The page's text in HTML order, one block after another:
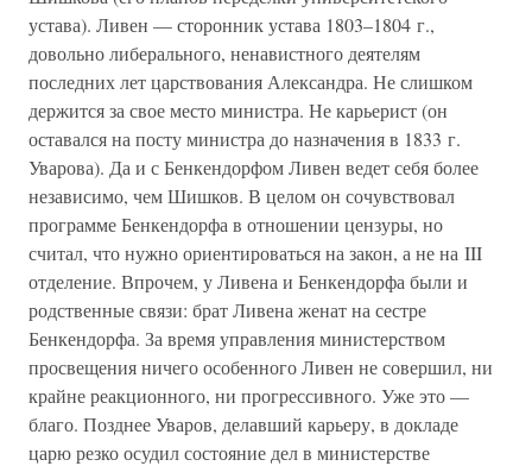
устава). Ливен — сторонник устава 1803–1804 г.,
довольно либерального, ненавистного деятелям
последних лет царствования Александра. Не слишком
держится за свое место министра. Не карьерист (он
оставался на посту министра до назначения в 1833 г.
Уварова). Да и с Бенкендорфом Ливен ведет себя более
независимо, чем Шишков. В целом он сочувствовал
программе Бенкендорфа в отношении цензуры, но
считал, что нужно ориентироваться на закон, а не на III
отделение. Впрочем, у Ливена и Бенкендорфа были и
родственные связи: брат Ливена женат на сестре
Бенкендорфа. За время управления министерством
просвещения ничего особенного Ливен не совершил, ни
крайне реакционного, ни прогрессивного. Уже это —
благо. Позднее Уваров, делавший карьеру, в докладе
царю резко осудил состояние дел в министерстве